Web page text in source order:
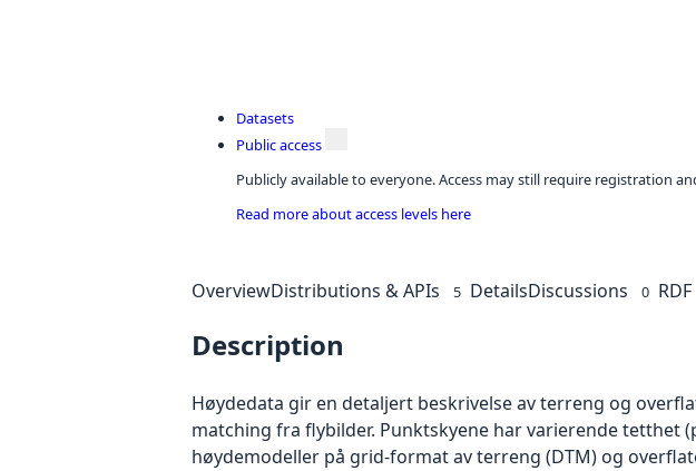
Datasets
Public access
Publicly available to everyone. Access may still require registration
Read more about access levels here
OverviewDistributions & APIs 5 DetailsDiscussions 0 RDF
Description
Høydedata gir en detaljert beskrivelse av terreng og
matching fra flybilder. Punktskyene har varierende
høydemodeller på grid-format av terreng (DTM) og